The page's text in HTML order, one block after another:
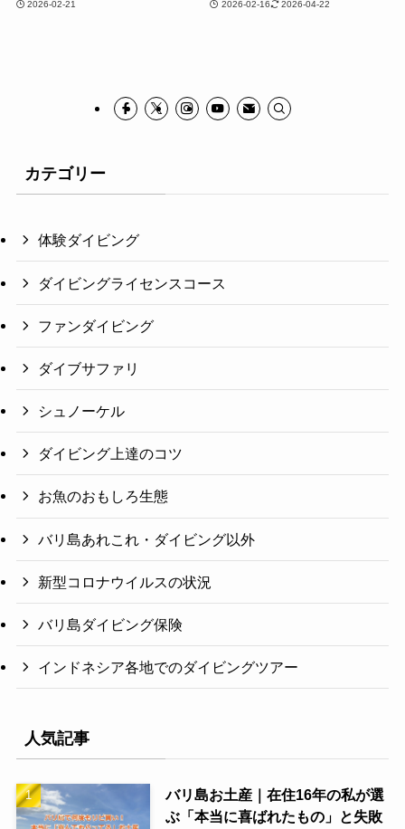
2026-02-21 2026-02-16 2026-04-22
カテゴリー
体験ダイビング
ダイビングライセンスコース
ファンダイビング
ダイブサファリ
シュノーケル
ダイビング上達のコツ
お魚のおもしろ生態
バリ島あれこれ・ダイビング以外
新型コロナウイルスの状況
バリ島ダイビング保険
インドネシア各地でのダイビングツアー
人気記事
バリ島お土産｜在住16年の私が選
ぶ「本当に喜ばれたもの」と失敗